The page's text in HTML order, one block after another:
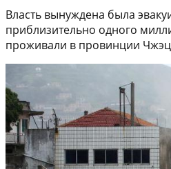
Власть вынуждена была
приблизительно одного
проживали в провинции